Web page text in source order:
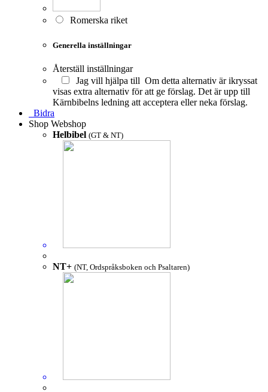
Romerska riket
Generella inställningar
Återställ inställningar
Jag vill hjälpa till Om detta alternativ är ikryssat
visas extra alternativ för att ge förslag. Det är upp till
Kärnbibelns ledning att acceptera eller neka förslag.
Bidra
Shop Webshop
Helbibel (GT & NT)
NT+ (NT, Ordspråksboken och Psaltaren)